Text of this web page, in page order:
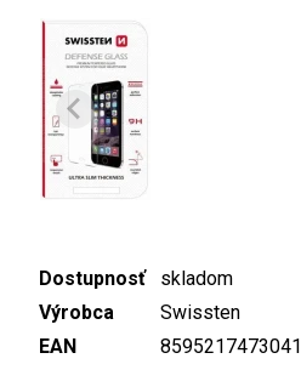
Dostupnosť
skladom
Výrobca
Swissten
EAN
8595217473041